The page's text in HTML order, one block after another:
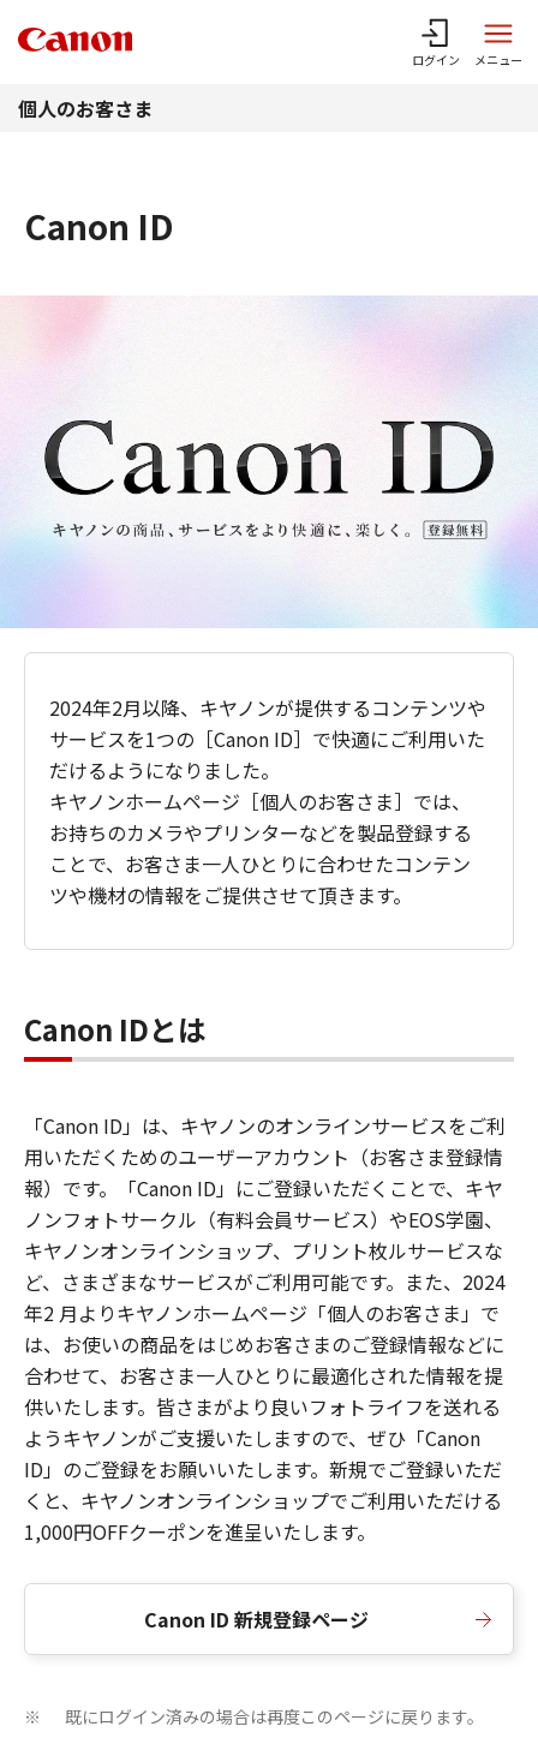
ログイン メニュー
個人のお客さま
Canon ID
2024年2月以降、キヤノンが提供するコンテンツや
サービスを1つの［Canon ID］で快適にご利用いた
だけるようになりました。
キヤノンホームページ［個人のお客さま］では、
お持ちのカメラやプリンターなどを製品登録する
ことで、お客さま一人ひとりに合わせたコンテン
ツや機材の情報をご提供させて頂きます。
Canon IDとは
「Canon ID」は、キヤノンのオンラインサービスをご利
用いただくためのユーザーアカウント（お客さま登録情
報）です。「Canon ID」にご登録いただくことで、キヤ
ノンフォトサークル（有料会員サービス）やEOS学園、
キヤノンオンラインショップ、プリント枚ルサービスな
ど、さまざまなサービスがご利用可能です。また、2024
年2 月よりキヤノンホームページ「個人のお客さま」で
は、お使いの商品をはじめお客さまのご登録情報などに
合わせて、お客さま一人ひとりに最適化された情報を提
供いたします。皆さまがより良いフォトライフを送れる
ようキヤノンがご支援いたしますので、ぜひ「Canon
ID」のご登録をお願いいたします。新規でご登録いただ
くと、キヤノンオンラインショップでご利用いただける
1,000円OFFクーポンを進呈いたします。
Canon ID 新規登録ページ
※ 既にログイン済みの場合は再度このページに戻ります。